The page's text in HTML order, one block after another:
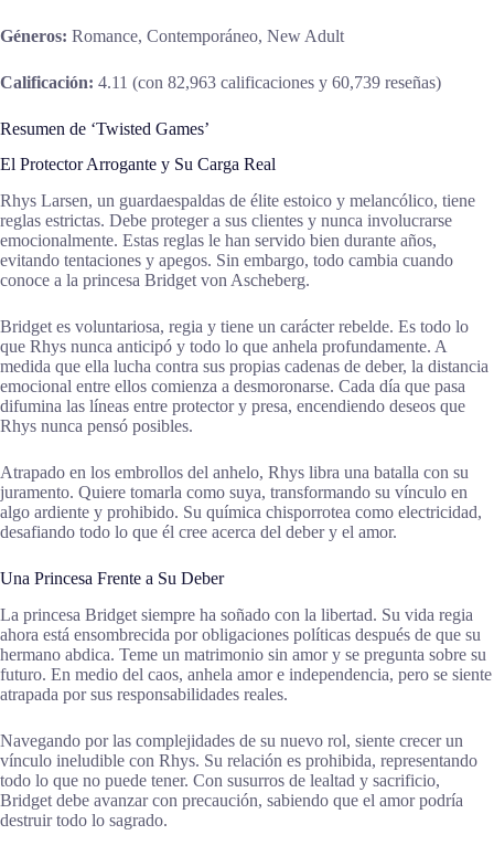
Géneros: Romance, Contemporáneo, New Adult
Calificación: 4.11 (con 82,963 calificaciones y 60,739 reseñas)
Resumen de ‘Twisted Games’
El Protector Arrogante y Su Carga Real
Rhys Larsen, un guardaespaldas de élite estoico y melancólico, tiene
reglas estrictas. Debe proteger a sus clientes y nunca involucrarse
emocionalmente. Estas reglas le han servido bien durante años,
evitando tentaciones y apegos. Sin embargo, todo cambia cuando
conoce a la princesa Bridget von Ascheberg.
Bridget es voluntariosa, regia y tiene un carácter rebelde. Es todo lo
que Rhys nunca anticipó y todo lo que anhela profundamente. A
medida que ella lucha contra sus propias cadenas de deber, la distancia
emocional entre ellos comienza a desmoronarse. Cada día que pasa
difumina las líneas entre protector y presa, encendiendo deseos que
Rhys nunca pensó posibles.
Atrapado en los embrollos del anhelo, Rhys libra una batalla con su
juramento. Quiere tomarla como suya, transformando su vínculo en
algo ardiente y prohibido. Su química chisporrotea como electricidad,
desafiando todo lo que él cree acerca del deber y el amor.
Una Princesa Frente a Su Deber
La princesa Bridget siempre ha soñado con la libertad. Su vida regia
ahora está ensombrecida por obligaciones políticas después de que su
hermano abdica. Teme un matrimonio sin amor y se pregunta sobre su
futuro. En medio del caos, anhela amor e independencia, pero se siente
atrapada por sus responsabilidades reales.
Navegando por las complejidades de su nuevo rol, siente crecer un
vínculo ineludible con Rhys. Su relación es prohibida, representando
todo lo que no puede tener. Con susurros de lealtad y sacrificio,
Bridget debe avanzar con precaución, sabiendo que el amor podría
destruir todo lo sagrado.